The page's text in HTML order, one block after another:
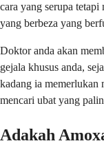
cara yang serupa
yang berbeza yang
Doktor anda akan
gejala khusus anda,
kadang ia memerlukan
mencari ubat yang
Adakah